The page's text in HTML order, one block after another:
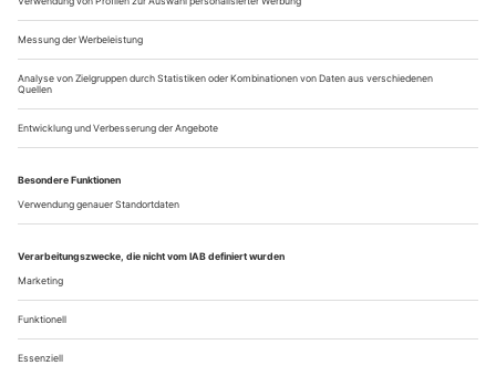
Der Schrei nach Freiheit
Evgeny Titov deutet Wagners «Tannhäuser« in Graz als ein
Künstlerdrama par excellence
Entsetzlich! Scheußlich! Fluchenswert!» Das geladene
Publikum stiebt auseinander, der Eklat beim noblen
Sängerkrieg ist perfekt. Elisabeth ist zudem ganz außer sich,
ringt nach Contenance, will wie die anderen Damen nur noch
weg von hier, ist persönlich tief verletzt durch Tannhäuser,
den sie liebt. Der hat sich nach längerer Abwesenheit gleich
beim erstbesten...
Über uns Kontakt Kritikerumfrage Newsletter